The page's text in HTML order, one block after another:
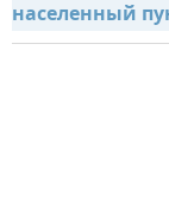
населенный